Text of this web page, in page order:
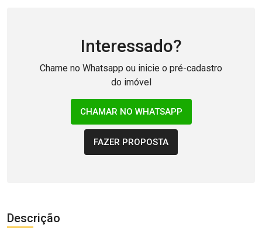
Interessado?
Chame no Whatsapp ou inicie o pré-cadastro
do imóvel
CHAMAR NO WHATSAPP
FAZER PROPOSTA
Descrição